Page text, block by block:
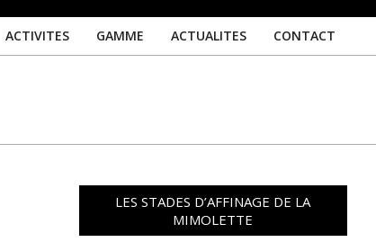
ACTIVITES GAMME ACTUALITES CONTACT
LES STADES D’AFFINAGE DE LA
MIMOLETTE